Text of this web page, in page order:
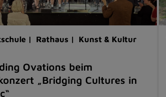
| Rathaus | Kunst & Kultur
Ovations beim
„Bridging Cultures in